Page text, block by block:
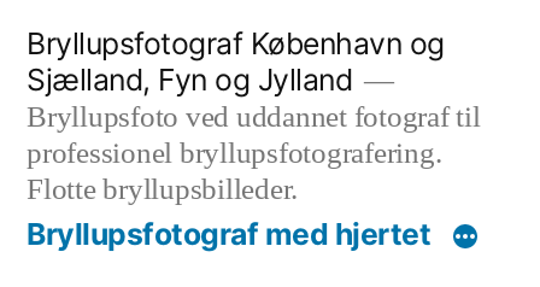
indhold
Bryllupsfotograf København og
Sjælland, Fyn og Jylland
Bryllupsfoto ved uddannet fotograf til
professionel bryllupsfotografering.
Flotte bryllupsbilleder.
Bryllupsfotograf med hjertet